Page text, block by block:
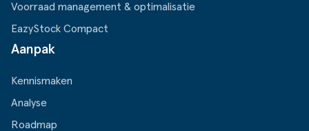
Voorraad management & optimalisatie
EazyStock Compact
Aanpak
Kennismaken
Analyse
Roadmap